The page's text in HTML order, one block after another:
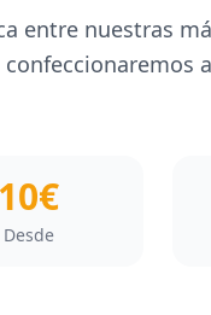
entre nuestras
10€
Desde